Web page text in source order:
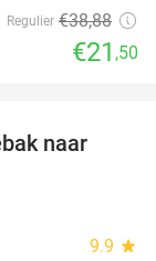
Regulier €38,88
€21 ,50
naar
9.9 star